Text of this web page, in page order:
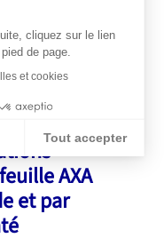
le
AXA
et par
cliquez sur le lien
de page.
et cookies
Tout accepter
: Personnalisez vos
et de gérer vos